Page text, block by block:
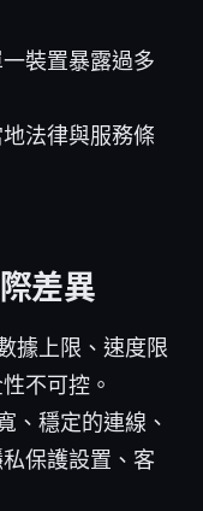
裝置暴露過多
法律與服務條
差異
據上限、速度限
不可控。
、穩定的連線、
保護設置、客